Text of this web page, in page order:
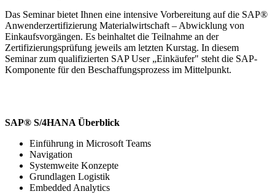
Das Seminar bietet Ihnen eine intensive Vorbereitung auf die SAP®
Anwenderzertifizierung Materialwirtschaft – Abwicklung von
Einkaufsvorgängen. Es beinhaltet die Teilnahme an der
Zertifizierungsprüfung jeweils am letzten Kurstag. In diesem
Seminar zum qualifizierten SAP User „Einkäufer" steht die SAP-
Komponente für den Beschaffungsprozess im Mittelpunkt.
SAP® S/4HANA Überblick
Einführung in Microsoft Teams
Navigation
Systemweite Konzepte
Grundlagen Logistik
Embedded Analytics